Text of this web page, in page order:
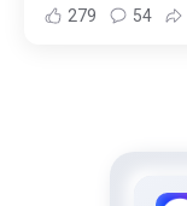
279 54